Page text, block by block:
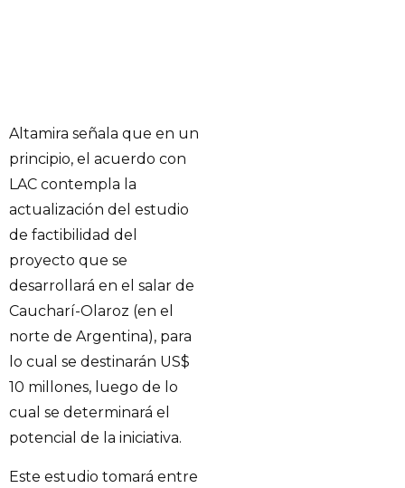
Altamira señala que en un
principio, el acuerdo con
LAC contempla la
actualización del estudio
de factibilidad del
proyecto que se
desarrollará en el salar de
Caucharí-Olaroz (en el
norte de Argentina), para
lo cual se destinarán US$
10 millones, luego de lo
cual se determinará el
potencial de la iniciativa.
Este estudio tomará entre